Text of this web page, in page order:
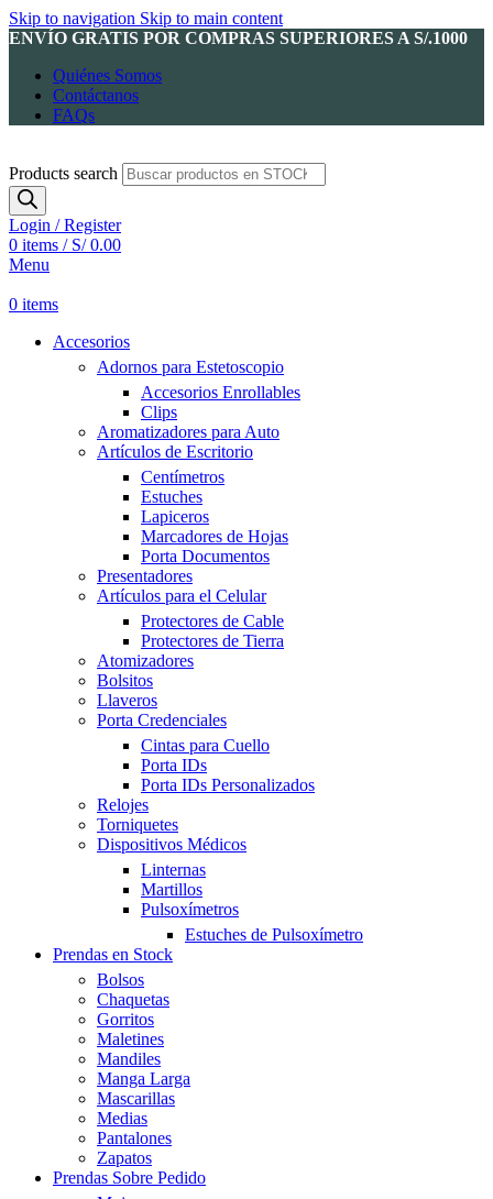
Skip to navigation Skip to main content
ENVÍO GRATIS POR COMPRAS SUPERIORES A S/.1000
Quiénes Somos
Contáctanos
FAQs
Products search
Login / Register
0 items / S/0.00
Menu
0 items
Accesorios
Adornos para Estetoscopio
Accesorios Enrollables
Clips
Aromatizadores para Auto
Artículos de Escritorio
Centímetros
Estuches
Lapiceros
Marcadores de Hojas
Porta Documentos
Presentadores
Artículos para el Celular
Protectores de Cable
Protectores de Tierra
Atomizadores
Bolsitos
Llaveros
Porta Credenciales
Cintas para Cuello
Porta IDs
Porta IDs Personalizados
Relojes
Torniquetes
Dispositivos Médicos
Linternas
Martillos
Pulsoxímetros
Estuches de Pulsoxímetro
Prendas en Stock
Bolsos
Chaquetas
Gorritos
Maletines
Mandiles
Manga Larga
Mascarillas
Medias
Pantalones
Zapatos
Prendas Sobre Pedido